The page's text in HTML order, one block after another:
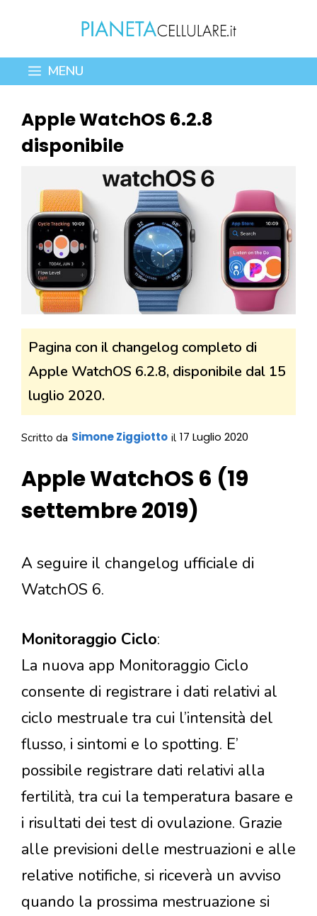
contenuto
MENU
Apple WatchOS 6.2.8
disponibile
Pagina con il changelog completo di
Apple WatchOS 6.2.8, disponibile dal 15
luglio 2020.
Scritto da Simone Ziggiotto il 17 Luglio 2020
Apple WatchOS 6 (19
settembre 2019)
A seguire il changelog ufficiale di
WatchOS 6.
Monitoraggio Ciclo:
La nuova app Monitoraggio Ciclo
consente di registrare i dati relativi al
ciclo mestruale tra cui l’intensità del
flusso, i sintomi e lo spotting. E’
possibile registrare dati relativi alla
fertilità, tra cui la temperatura basare e
i risultati dei test di ovulazione. Grazie
alle previsioni delle mestruazioni e alle
relative notifiche, si riceverà un avviso
quando la prossima mestruazione si